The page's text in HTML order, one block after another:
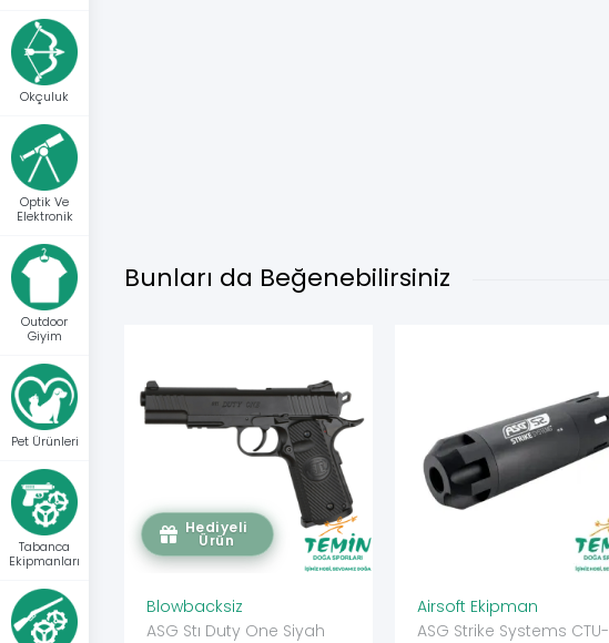
Okçuluk
Optik Ve
Elektronik
Outdoor
Giyim
Pet Ürünleri
Tabanca
Ekipmanları
Bunları da Beğenebilirsiniz
Hediyeli
Ürün
Blowbacksiz
ASG Stı Duty One Siyah
Airsoft Ekipman
ASG Strike Systems CTU-